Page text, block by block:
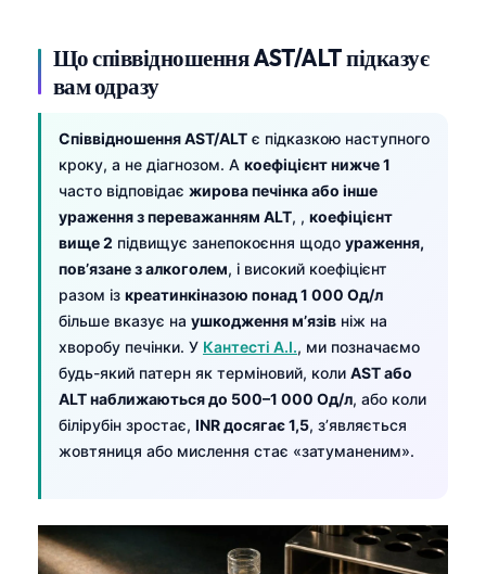
Що співвідношення AST/ALT підказує
вам одразу
Співвідношення AST/ALT є підказкою наступного
кроку, а не діагнозом. A коефіцієнт нижче 1
часто відповідає жирова печінка або інше
ураження з переважанням ALT, , коефіцієнт
вище 2 підвищує занепокоєння щодо ураження,
пов’язане з алкоголем, і високий коефіцієнт
разом із креатинкіназою понад 1 000 Од/л
більше вказує на ушкодження м’язів ніж на
хворобу печінки. У Кантесті А.І., ми позначаємо
будь-який патерн як терміновий, коли AST або
ALT наближаються до 500–1 000 Од/л, або коли
білірубін зростає, INR досягає 1,5, з’являється
жовтяниця або мислення стає «затуманеним».